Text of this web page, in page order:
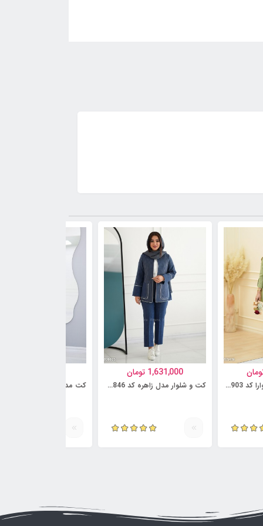
کت و شلوار مدل شیوارا کد 6230903
1,631,000 تومان
کت و شلوار مدل زاهره کد 6230846 کت مدل سروشا کد 6218735